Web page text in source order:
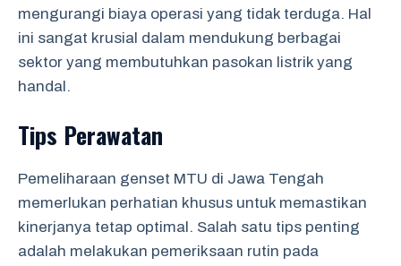
mengurangi biaya operasi yang tidak terduga. Hal
ini sangat krusial dalam mendukung berbagai
sektor yang membutuhkan pasokan listrik yang
handal.
Tips Perawatan
Pemeliharaan genset MTU di Jawa Tengah
memerlukan perhatian khusus untuk memastikan
kinerjanya tetap optimal. Salah satu tips penting
adalah melakukan pemeriksaan rutin pada